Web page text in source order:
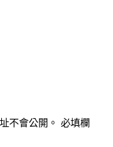
不會公開。 必填欄